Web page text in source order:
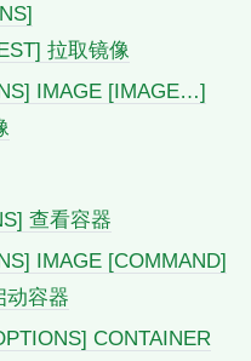
拉取镜像
IMAGE [IMAGE…]
查看容器
IMAGE [COMMAND]
动容器
CONTAINER